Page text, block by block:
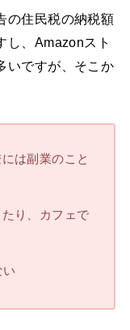
の住民税の納税額
し、Amazonスト
いですが、そこか
は副業のこと
り、カフェで